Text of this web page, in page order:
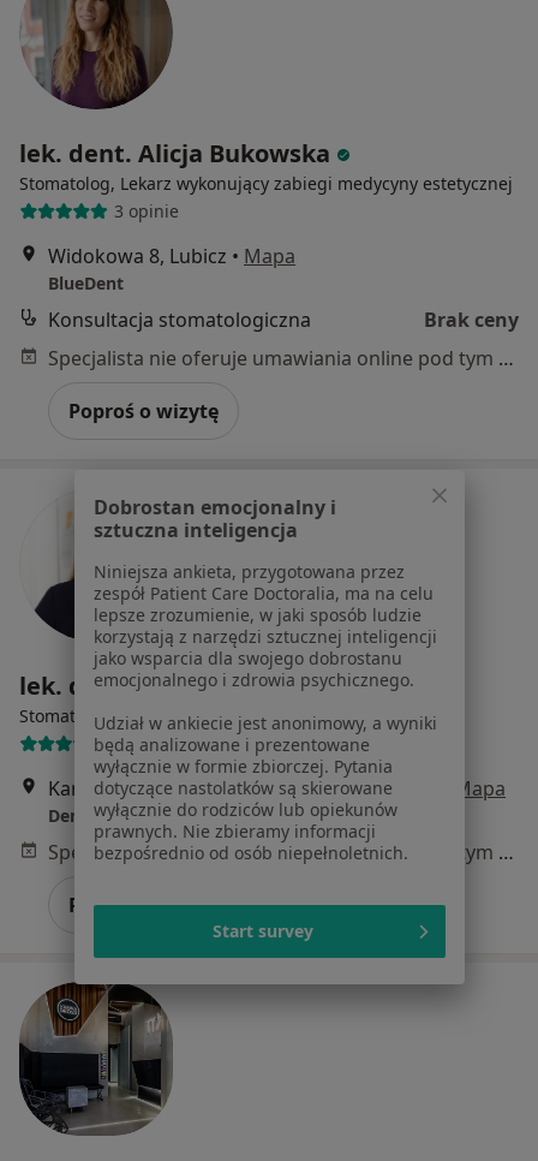
lek. dent. Alicja Bukowska
Stomatolog, Lekarz wykonujący zabiegi medycyny estetycznej
3 opinie
Widokowa 8, Lubicz • Mapa
BlueDent
Konsultacja stomatologiczna
Brak ceny
Specjalista nie oferuje umawiania online pod tym adresem.
Poproś o wizytę
lek. dent. Anita Adamek
Stomatolog·Więcej
5 opinii
Kardynała Stefana Wyszyńskiego 19, Toruń Mapa
Dentaurus
Specjalista nie oferuje umawiania online pod tym adresem.
Poproś o wizytę
Dobrostan emocjonalny i
sztuczna inteligencja
Niniejsza ankieta, przygotowana przez
zespół Patient Care Doctoralia, ma na celu
lepsze zrozumienie, w jaki sposób ludzie
korzystają z narzędzi sztucznej inteligencji
jako wsparcia dla swojego dobrostanu
emocjonalnego i zdrowia psychicznego.
Udział w ankiecie jest anonimowy, a wyniki
będą analizowane i prezentowane
wyłącznie w formie zbiorczej. Pytania
dotyczące nastolatków są skierowane
wyłącznie do rodziców lub opiekunów
prawnych. Nie zbieramy informacji
bezpośrednio od osób niepełnoletnich.
Start survey